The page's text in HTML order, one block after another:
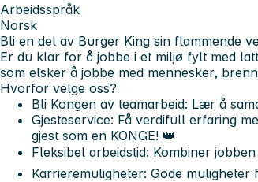
Arbeidsspråk
Norsk
Bli en del av Burger King sin flammende
Er du klar for å jobbe i et miljø fylt med
som elsker å jobbe med mennesker,
Hvorfor velge oss?
Bli Kongen av teamarbeid: Lær å
Gjesteservice: Få verdifull erfaring
gjest som en KONGE! 👑
Fleksibel arbeidstid: Kombiner
Karrieremuligheter: Gode muligheter